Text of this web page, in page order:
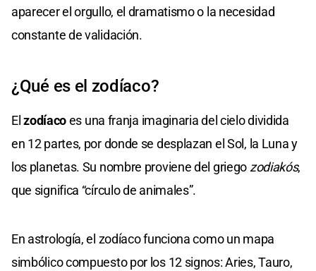
aparecer el orgullo, el dramatismo o la necesidad
constante de validación.
¿Qué es el zodíaco?
Elzodíacoes una franja imaginaria del cielo dividida
en 12 partes, por donde se desplazan el Sol, la Luna y
los planetas. Su nombre proviene del griego zodiakós,
que significa “círculo de animales”.
En astrología, el zodíaco funciona como un mapa
simbólico compuesto por los 12 signos: Aries, Tauro,